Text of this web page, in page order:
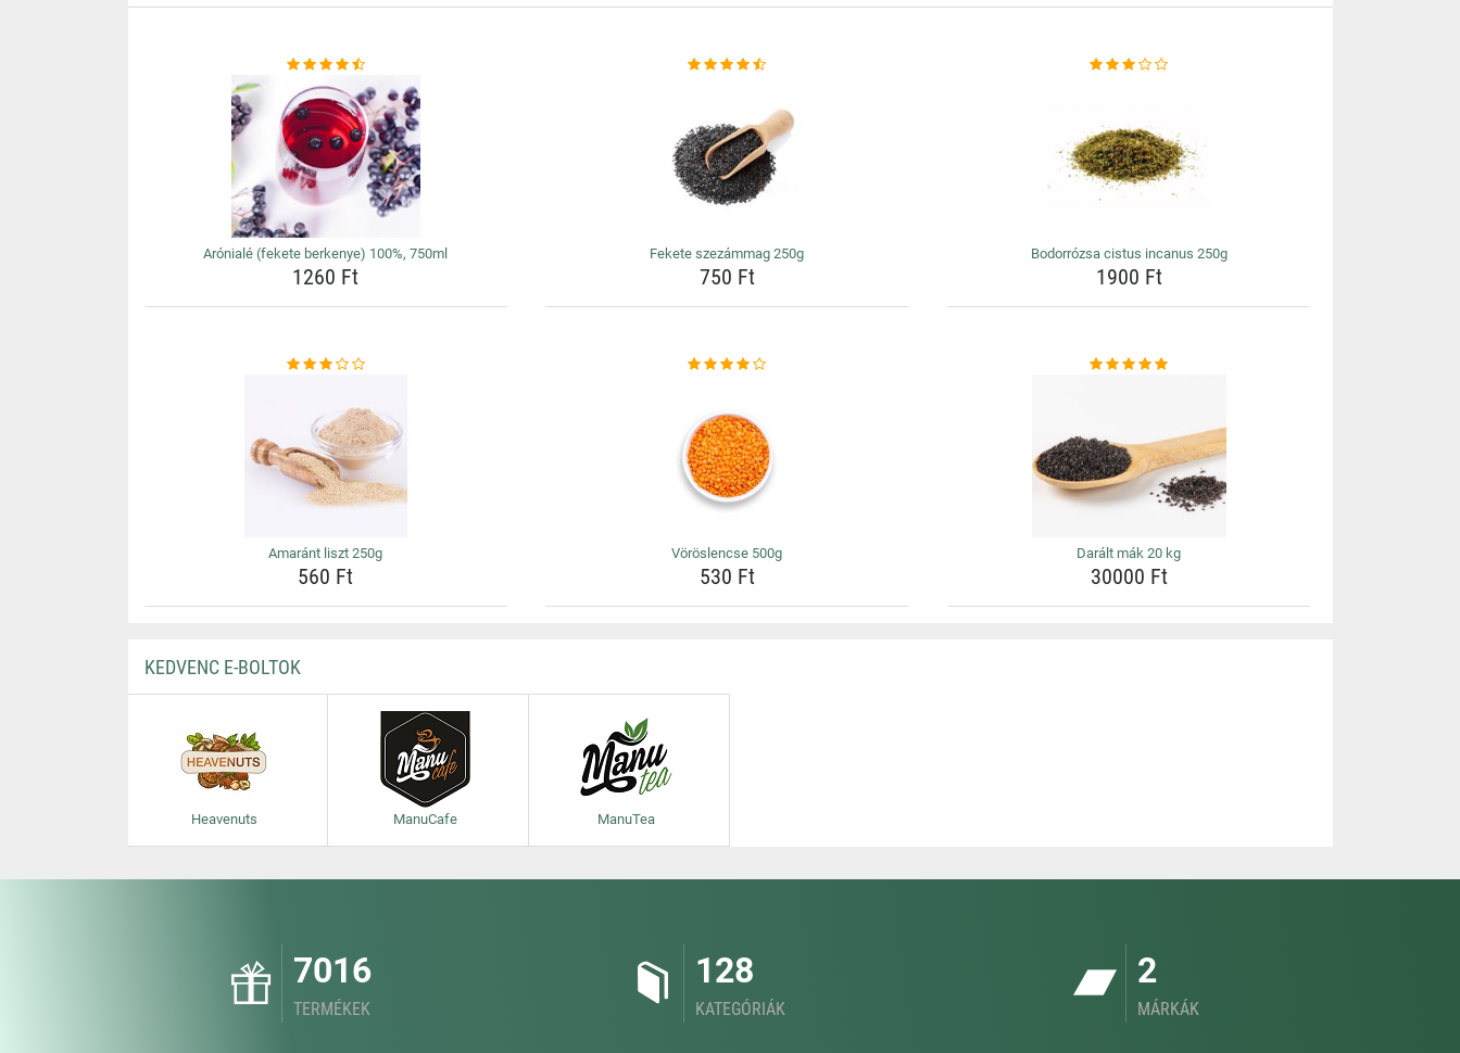
Arónialé (fekete berkenye) 100%, 750ml
1260 Ft
Fekete szezámmag 250g
750 Ft
Bodorrózsa cistus incanus 250g
1900 Ft
Amaránt liszt 250g
560 Ft
Vöröslencse 500g
530 Ft
Darált mák 20 kg
30000 Ft
KEDVENC E-BOLTOK
Heavenuts ManuCafe ManuTea
7016
TERMÉKEK
128
KATEGÓRIÁK
2
MÁRKÁK